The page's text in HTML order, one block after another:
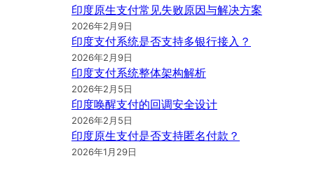
印度原生支付常见失败原因与解决方案
2026年2月9日
印度支付系统是否支持多银行接入？
2026年2月9日
印度支付系统整体架构解析
2026年2月5日
印度唤醒支付的回调安全设计
2026年2月5日
印度原生支付是否支持匿名付款？
2026年1月29日